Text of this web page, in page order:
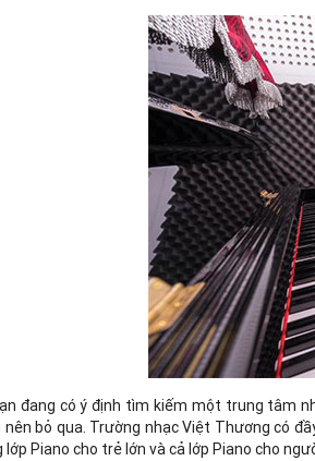
đang có ý định tìm kiếm một trung tâm
nên bỏ qua. Trường nhạc Việt Thương có
lớp Piano cho trẻ lớn và cả lớp Piano cho